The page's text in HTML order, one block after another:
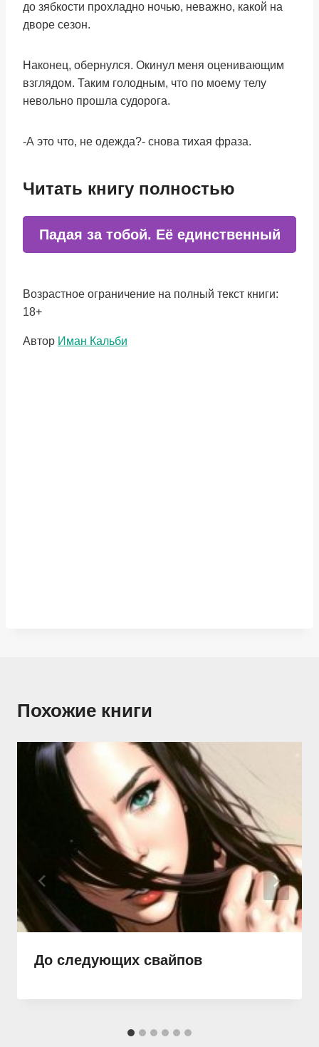
до зябкости прохладно ночью, неважно, какой на
дворе сезон.
Наконец, обернулся. Окинул меня оценивающим
взглядом. Таким голодным, что по моему телу
невольно прошла судорога.
-А это что, не одежда?- снова тихая фраза.
Читать книгу полностью
Падая за тобой. Её единственный
Возрастное ограничение на полный текст книги:
18+
Метки
Автор Иман Кальби
Похожие книги
До следующих свайпов